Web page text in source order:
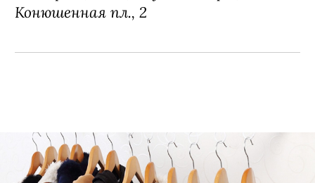
Конюшенная пл., 2